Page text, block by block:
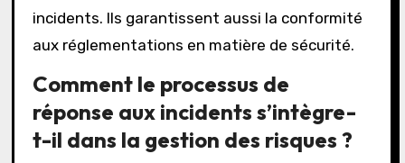
incidents. Ils garantissent aussi la conformité
aux réglementations en matière de sécurité.
Comment le processus de
réponse aux incidents s’intègre-
t-il dans la gestion des risques ?